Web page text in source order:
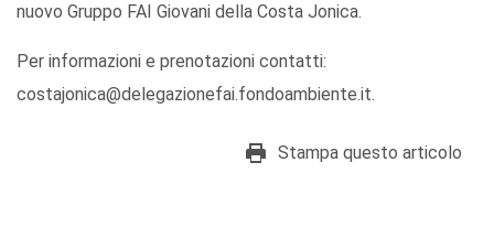
nuovo Gruppo FAI Giovani della Costa Jonica.
Per informazioni e prenotazioni contatti:
costajonica@delegazionefai.fondoambiente.it.
Stampa questo articolo